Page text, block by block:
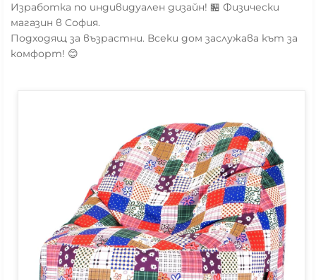
Изработка по индивидуален дизайн! 🏪 Физически
магазин в София.
Подходящ за възрастни. Всеки дом заслужава кът за
комфорт! 😊